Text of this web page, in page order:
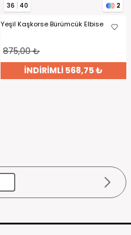
36 40 2
Yeşil Kaşkorse Bürümcük Elbise
875,00 ₺
İNDİRİMLİ 568,75 ₺